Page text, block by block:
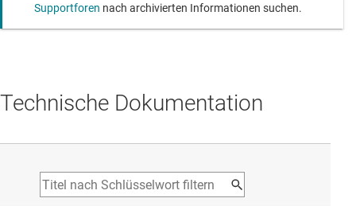
Supportforen nach archivierten Informationen suchen.
Technische Dokumentation